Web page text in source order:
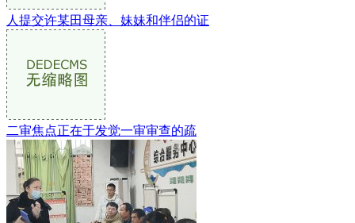
人提交许某田母亲、妹妹和伴侣的证
二审焦点正在于发觉一审审查的疏